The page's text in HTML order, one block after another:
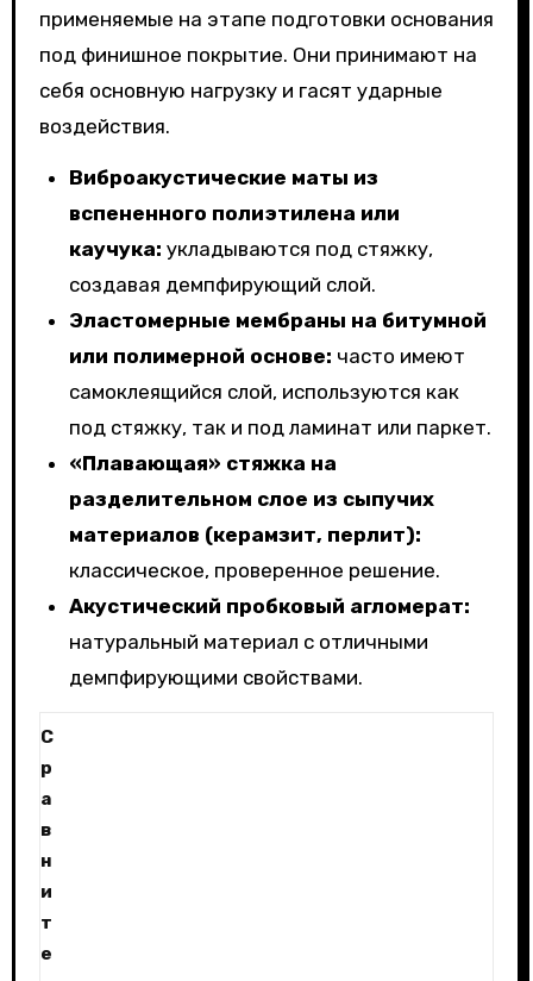
применяемые на этапе подготовки основания
под финишное покрытие. Они принимают на
себя основную нагрузку и гасят ударные
воздействия.
Виброакустические маты из
вспененного полиэтилена или
каучука: укладываются под стяжку,
создавая демпфирующий слой.
Эластомерные мембраны на битумной
или полимерной основе: часто имеют
самоклеящийся слой, используются как
под стяжку, так и под ламинат или паркет.
«Плавающая» стяжка на
разделительном слое из сыпучих
материалов (керамзит, перлит):
классическое, проверенное решение.
Акустический пробковый агломерат:
натуральный материал с отличными
демпфирующими свойствами.
С
р
а
в
н
и
т
е